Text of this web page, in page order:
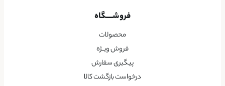
فروشــــگاه
محصولات
فروش ویــژه
پیگیری سفارش
درخواست بازگشت کالا